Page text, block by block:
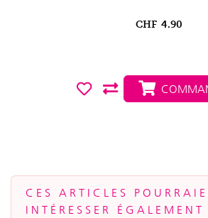
CHF 4.90
CES ARTICLES
INTÉRESSER ÉGALEMENT